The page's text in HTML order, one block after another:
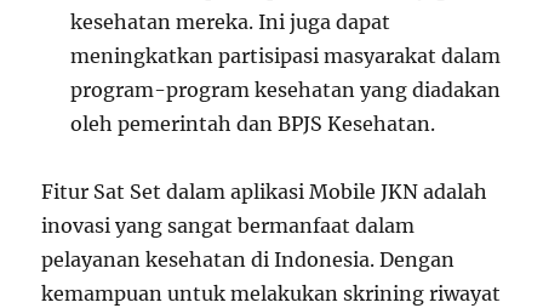
kesehatan mereka. Ini juga dapat
meningkatkan partisipasi masyarakat dalam
program-program kesehatan yang diadakan
oleh pemerintah dan BPJS Kesehatan.
Fitur Sat Set dalam aplikasi Mobile JKN adalah
inovasi yang sangat bermanfaat dalam
pelayanan kesehatan di Indonesia. Dengan
kemampuan untuk melakukan skrining riwayat